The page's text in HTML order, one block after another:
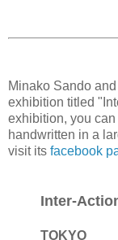
Minako Sando
exhibition titled
exhibition, you
handwritten in a
visit its facebook
Inter-
TOKYO